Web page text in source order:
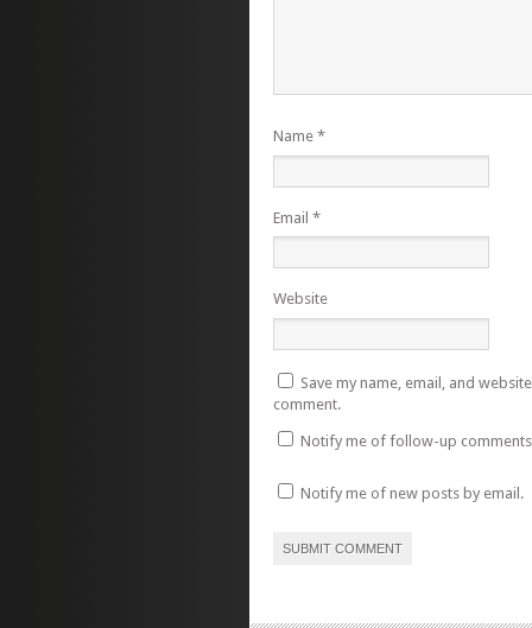
Name *
Email *
Website
Save my name, email, and
comment.
Notify me of follow-up
Notify me of new posts by email.